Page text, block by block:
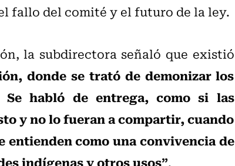
fallo del comité y el futuro de la ley.
la subdirectora señaló que existió
donde se trató de demonizar los
Se habló de entrega, como si las
y no lo fueran a compartir, cuando
entienden como una convivencia de
indígenas y otros usos”.